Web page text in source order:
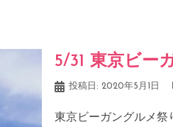
5/31 東京ビー
投稿日: 2020年5月1日
東京ビーガングルメ祭